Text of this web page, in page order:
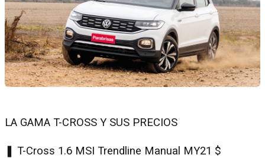
LA GAMA T-CROSS Y SUS PRECIOS
❚ T-Cross 1.6 MSI Trendline Manual MY21 $